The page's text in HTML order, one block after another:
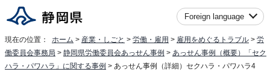
Foreign language
現在の位置： ホーム > 産業・しごと > 労働・雇用 > 雇用をめぐるトラブル > 労
働委員会事務局 > 静岡県労働委員会あっせん事例 > あっせん事例（概要）「セク
ハラ・パワハラ」に関する事例 > あっせん事例（詳細）セクハラ・パワハラ4